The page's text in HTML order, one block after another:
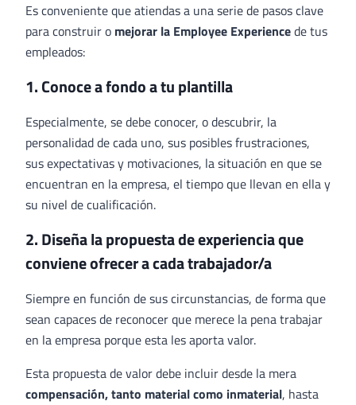
Es conveniente que atiendas a una serie de pasos clave
para construir o mejorar la Employee Experiencede tus
empleados:
1. Conoce a fondo a tu plantilla
Especialmente, se debe conocer, o descubrir, la
personalidad de cada uno, sus posibles frustraciones,
sus expectativas y motivaciones, la situación en que se
encuentran en la empresa, el tiempo que llevan en ella y
su nivel de cualificación.
2. Diseña la propuesta de experiencia que
conviene ofrecer a cada trabajador/a
Siempre en función de sus circunstancias, de forma que
sean capaces de reconocer que merece la pena trabajar
en la empresa porque esta les aporta valor.
Esta propuesta de valor debe incluir desde la mera
compensación, tanto material como inmaterial, hasta